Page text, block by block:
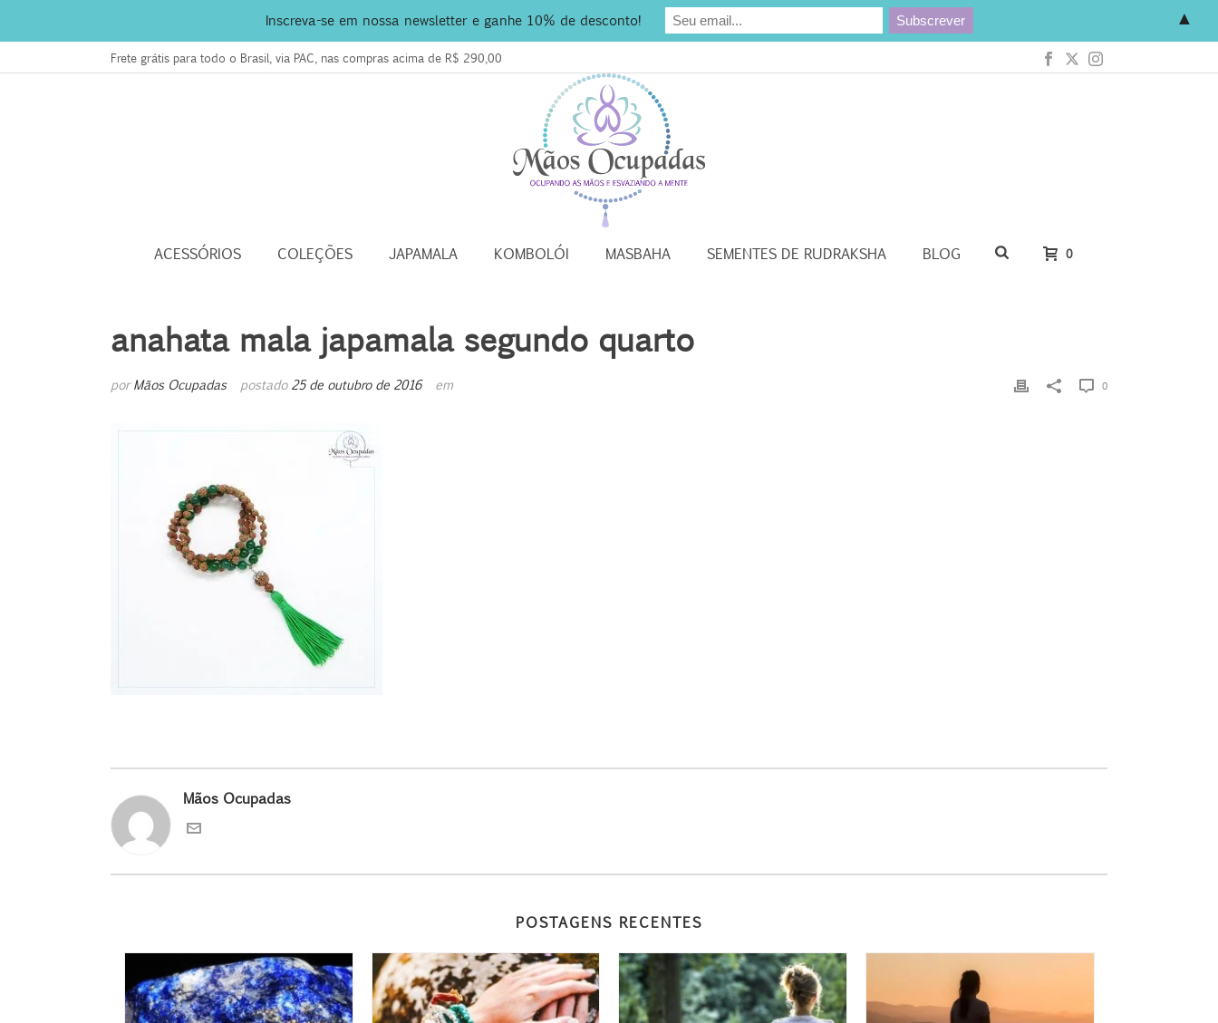
Frete grátis para todo o Brasil, via PAC, nas compras acima de R$ 290,00
ACESSÓRIOS COLEÇÕES JAPAMALA KOMBOLÓI MASBAHA SEMENTES DE RUDRAKSHA BLOG 0
anahata mala japamala segundo quarto
porMãos Ocupadas postado 25 de outubro de 2016 em 0
Mãos Ocupadas
POSTAGENS RECENTES
Inscreva-se em nossa newsletter e ganhe 10% de desconto! ▲